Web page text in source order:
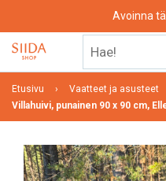
content
Avoinna
Etusivu Vaatteet ja asusteet
Villahuivi, punainen 90 x 90 cm,